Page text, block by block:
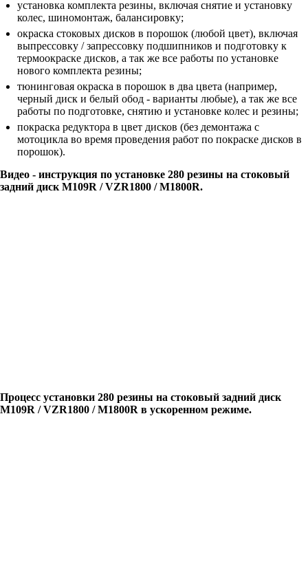
установка комплекта резины, включая снятие и установку
колес, шиномонтаж, балансировку;
окраска стоковых дисков в порошок (любой цвет), включая
выпрессовку / запрессовку подшипников и подготовку к
термоокраске дисков, а так же все работы по установке
нового комплекта резины;
тюнинговая окраска в порошок в два цвета (например,
черный диск и белый обод - варианты любые), а так же все
работы по подготовке, снятию и установке колес и резины;
покраска редуктора в цвет дисков (без демонтажа с
мотоцикла во время проведения работ по покраске дисков в
порошок).
Видео - инструкция по установке 280 резины на стоковый
задний диск M109R / VZR1800 / M1800R.
Процесс установки 280 резины на стоковый задний диск
M109R / VZR1800 / M1800R в ускоренном режиме.